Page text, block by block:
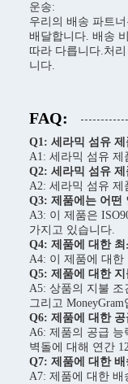
운송:
우리의 배송 파트
배달합니다. 배송
따라 다릅니다.처
니다.
FAQ:
Q1: 세라믹 섬유
A1: 세라믹 섬유
Q2: 세라믹 섬유
A2: 세라믹 섬유 제
Q3: 제품에는 어떤
A3: 이 제품은
가지고 있습니다.
Q4: 제품에 대한
A4: 이 제품에 대한
Q5: 제품에 대한
A5: 상품의 지불 조
그리고 MoneyGram
Q6: 제품에 대한
A6: 제품의 공급 능
벽돌에 대해 연간
Q7: 제품에 대한
A7: 제품에 대한 배